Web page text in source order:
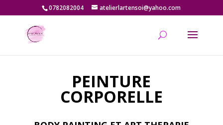
0782082004 atelierlartensoi@yahoo.com
PEINTURE
CORPORELLE